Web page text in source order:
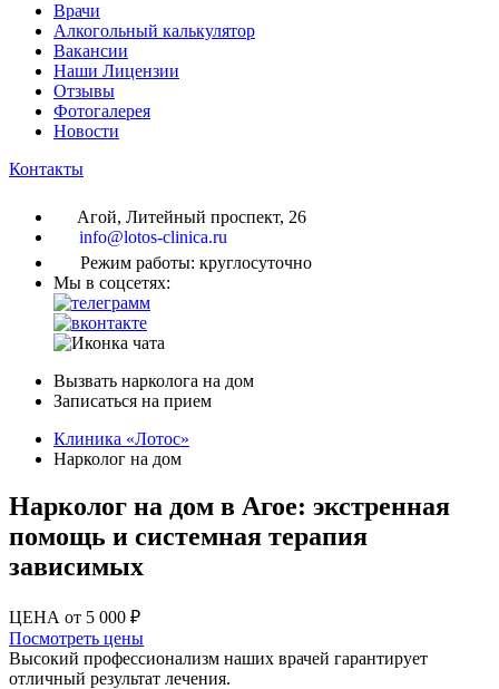
Врачи
Алкогольный калькулятор
Вакансии
Наши Лицензии
Отзывы
Фотогалерея
Новости
Контакты
Агой, Литейный проспект, 26
info@lotos-clinica.ru
Режим работы: круглосуточно
Мы в соцсетях:
Вызвать нарколога на дом
Записаться на прием
Клиника «Лотос»
Нарколог на дом
Нарколог на дом в Агое: экстренная
помощь и системная терапия
зависимых
ЦЕНА от 5 000 ₽
Посмотреть цены
Высокий профессионализм наших врачей гарантирует
отличный результат лечения.